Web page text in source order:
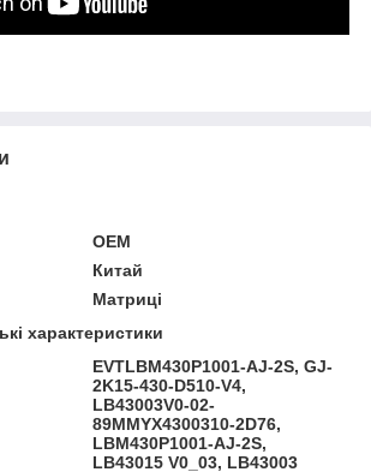
OEM
Китай
Матриці
характеристики
EVTLBM430P1001-AJ-2S, GJ-
2K15-430-D510-V4,
LB43003V0-02-
89MMYX4300310-2D76,
LBM430P1001-AJ-2S,
LB43015 V0_03, LB43003